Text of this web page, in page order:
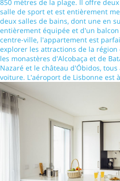
850 mètres de la plage. Il offre
salle de sport et est entièrement
deux salles de bains, dont une en
entièrement équipée et d'un
centre-ville, l'appartement est
explorer les attractions de la
les monastères d'Alcobaça et de
Nazaré et le château d'Óbidos,
voiture. L'aéroport de Lisbonne est